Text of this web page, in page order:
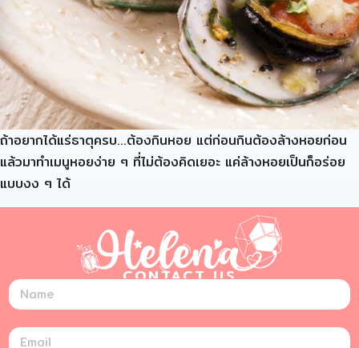
ถ้าอยากได้แร่ธาตุครบ…ต้องกินหอย แต่ก่อนกินต้องล้างหอยก่อน
แล้วมาทำเมนูหอยง่าย ๆ ที่ไม่ต้องคิดเยอะ แค่ล้างหอยเป็นก็อร่อย
แบบงง ๆ ได้
CONTACT US